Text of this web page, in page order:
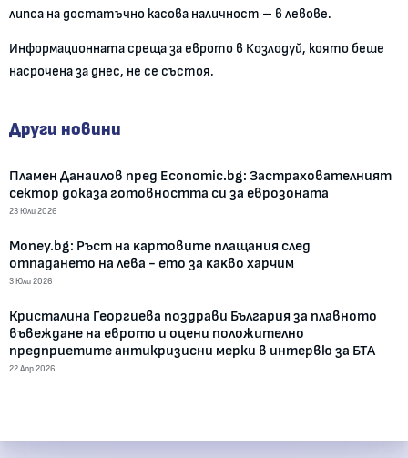
липса на достатъчно касова наличност – в левове.
Информационната среща за еврото в Козлодуй, която беше
насрочена за днес, не се състоя.
Други новини
Пламен Данаилов пред Economic.bg: Застрахователният
сектор доказа готовността си за еврозоната
23 Юли 2026
Money.bg: Pъcт нa ĸapтoвитe плaщaния cлeд
oтпaдaнeтo нa лeвa - eтo зa ĸaĸвo xapчим
3 Юли 2026
Кристалина Георгиева поздрави България за плавното
въвеждане на еврото и оцени положително
предприетите антикризисни мерки в интервю за БТА
22 Апр 2026